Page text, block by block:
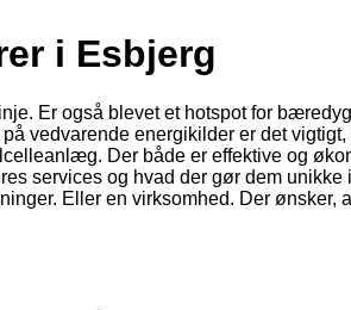
i Esbjerg
Er også blevet et hotspot for
vedvarende energikilder er det vigtigt,
Der både er effektive og
services og hvad der gør dem unikke
Eller en virksomhed. Der ønsker,